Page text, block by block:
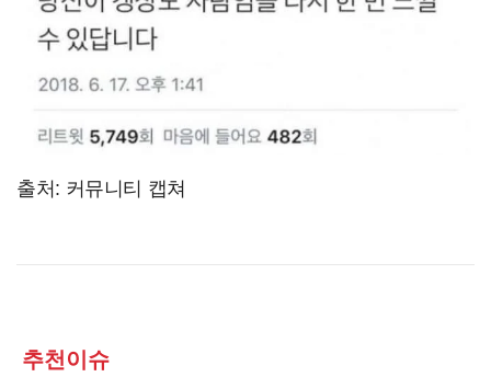
출처: 커뮤니티 캡쳐
추천이슈